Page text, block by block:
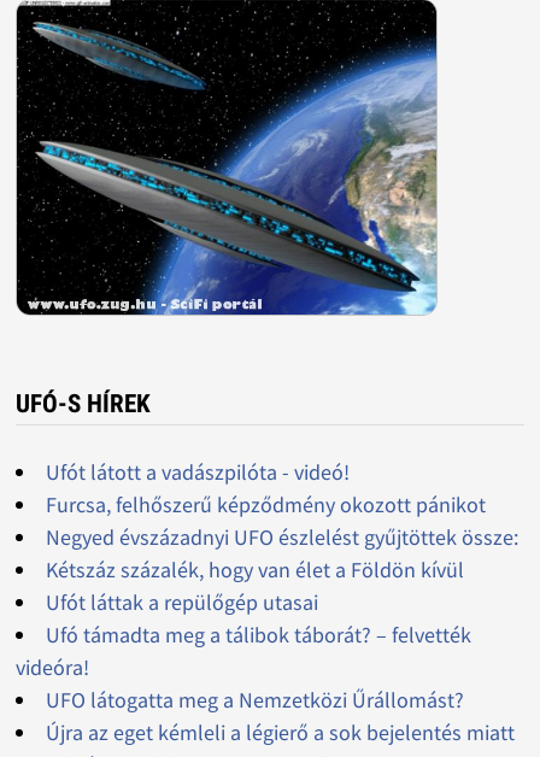
UFÓ-S HÍREK
Ufót látott a vadászpilóta - videó!
Furcsa, felhőszerű képződmény okozott pánikot
Negyed évszázadnyi UFO észlelést gyűjtöttek össze:
Kétszáz százalék, hogy van élet a Földön kívül
Ufót láttak a repülőgép utasai
Ufó támadta meg a tálibok táborát? – felvették
videóra!
UFO látogatta meg a Nemzetközi Űrállomást?
Újra az eget kémleli a légierő a sok bejelentés miatt